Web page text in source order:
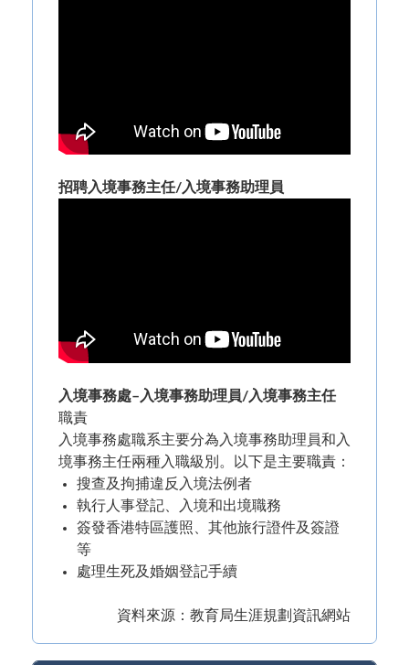
招聘入境事務主任/入境事務助理員
入境事務處–入境事務助理員/入境事務主任
職責
入境事務處職系主要分為入境事務助理員和入
境事務主任兩種入職級別。以下是主要職責：
搜查及拘捕違反入境法例者
執行人事登記、入境和出境職務
簽發香港特區護照、其他旅行證件及簽證
等
處理生死及婚姻登記手續
資料來源：教育局生涯規劃資訊網站